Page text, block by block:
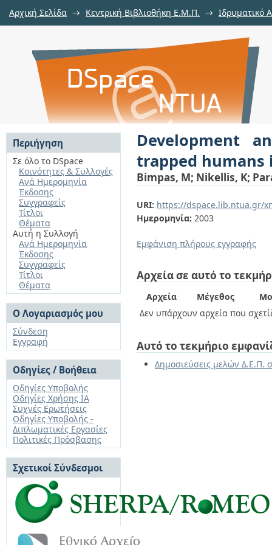
Αρχική Σελίδα → Κεντρική Βιβλιοθήκη Ε.Μ.Π. → Ιδρυματικό
Development and testing of a
building ruins
Development
trapped
Bimpas, M; Nikellis, K;
URI: https://dspace.lib.ntua.gr/
Ημερομηνία: 2003
Εμφάνιση πλήρους εγγραφής
Αρχεία σε αυτό το
Αρχεία Μέγεθος
Δεν υπάρχουν αρχεία που
Αυτό το τεκμήριο
Δημοσιεύσεις μελών Δ.Ε.Π.
Περιήγηση
Σε όλο το DSpace
Κοινότητες & Συλλογές
Ανά Ημερομηνία
Έκδοσης
Συγγραφείς
Τίτλοι
Θέματα
Αυτή η Συλλογή
Ανά Ημερομηνία
Έκδοσης
Συγγραφείς
Τίτλοι
Θέματα
Ο Λογαριασμός μου
Σύνδεση
Εγγραφή
Οδηγίες / Βοήθεια
Οδηγίες Υποβολής
Οδηγίες Χρήσης ΙΑ
Συχνές Ερωτήσεις
Οδηγίες Υποβολής -
Διπλωματικές Εργασίες
Πολιτικές Πρόσβασης
Σχετικοί Σύνδεσμοι